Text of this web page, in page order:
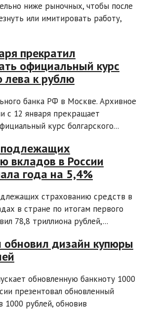
ниже рыночных, чтобы после
или имитировать работу,
прекратил
официальный курс
лева к рублю
банка РФ в Москве. Архивное
с 12 января прекращает
курс болгарского...
вкладов в России
года на 5,4%
страхованию средств в
в стране по итогам первого
78,8 триллиона рублей,...
обновил дизайн купюры
обновленную банкноту 1000
презентовал обновленный
1000 рублей, обновив